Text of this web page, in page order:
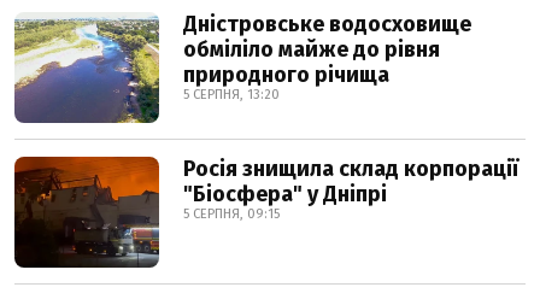
Дністровське водосховище
обміліло майже до рівня
природного річища
5 СЕРПНЯ, 13:20
Росія знищила склад корпорації
"Біосфера" у Дніпрі
5 СЕРПНЯ, 09:15